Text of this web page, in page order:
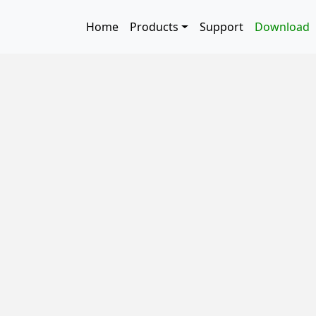
Main navigation
Home Products Support Download